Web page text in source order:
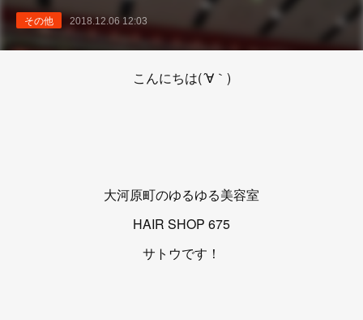
その他 2018.12.06 12:03
こんにちは(´∀｀)
大河原町のゆるゆる美容室
HAIR SHOP 675
サトウです！